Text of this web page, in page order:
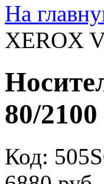
На
XEROX
80/2100
Код: